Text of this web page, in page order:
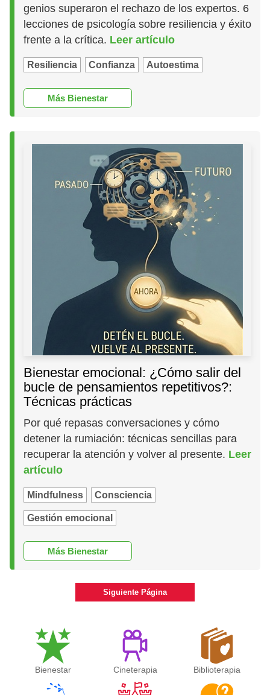
genios superaron el rechazo de los expertos. 6
lecciones de psicología sobre resiliencia y éxito
frente a la crítica. Leer artículo
Resiliencia Confianza Autoestima
Más Bienestar
Bienestar emocional: ¿Cómo salir del
bucle de pensamientos repetitivos?:
Técnicas prácticas
Por qué repasas conversaciones y cómo
detener la rumiación: técnicas sencillas para
recuperar la atención y volver al presente. Leer
artículo
Mindfulness Consciencia
Gestión emocional
Más Bienestar
Siguiente Página
Bienestar Cineterapia Biblioterapia